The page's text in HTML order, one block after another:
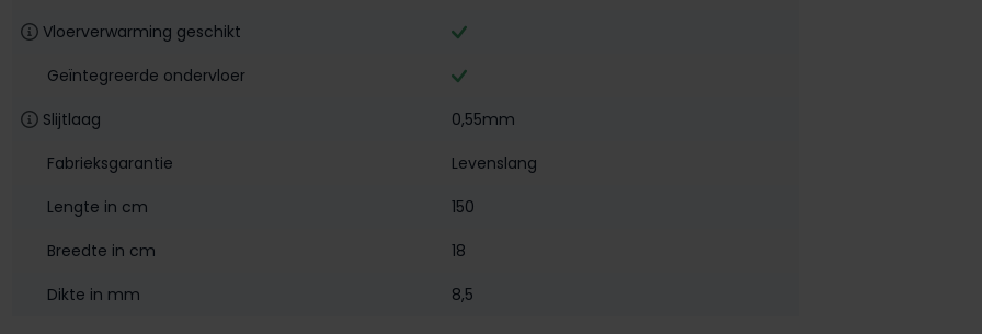
Vloerverwarming geschikt
Geïntegreerde ondervloer
Slijtlaag
0,55mm
Fabrieksgarantie
Levenslang
Lengte in cm
150
Breedte in cm
18
Dikte in mm
8,5